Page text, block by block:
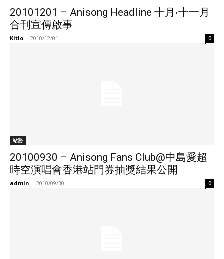
20101201 – Anisong Headline 十月‧十一月
合刊宣傳啟事
Kitlo - 2010/12/01 0
站務
20100930 – Anisong Fans Club@中島愛超
時空演唱會香港站門券抽獎結果公開
admin - 2010/09/30 0